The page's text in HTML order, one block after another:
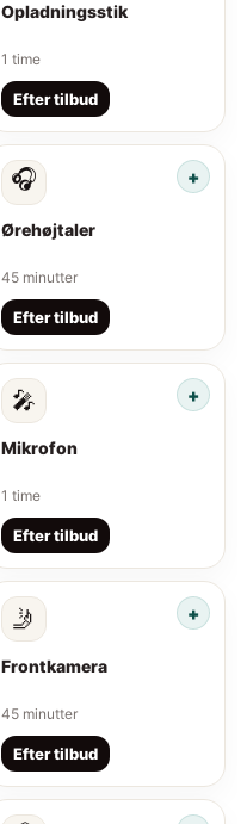
Opladningsstik
1 time
Efter tilbud
🎧
Ørehøjtaler
45 minutter
Efter tilbud
🎤
Mikrofon
1 time
Efter tilbud
🤳
Frontkamera
45 minutter
Efter tilbud